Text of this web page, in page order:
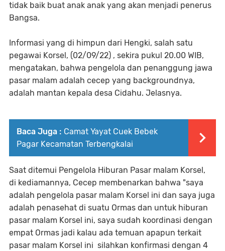
tidak baik buat anak anak yang akan menjadi penerus
Bangsa.
Informasi yang di himpun dari Hengki, salah satu
pegawai Korsel, (02/09/22) , sekira pukul 20.00 WIB,
mengatakan, bahwa pengelola dan penanggung jawa
pasar malam adalah cecep yang backgroundnya,
adalah mantan kepala desa Cidahu. Jelasnya.
Baca Juga : Camat Yayat Cuek Bebek
Pagar Kecamatan Terbengkalai
Saat ditemui Pengelola Hiburan Pasar malam Korsel,
di kediamannya, Cecep membenarkan bahwa "saya
adalah pengelola pasar malam Korsel ini dan saya juga
adalah penasehat di suatu Ormas dan untuk hiburan
pasar malam Korsel ini, saya sudah koordinasi dengan
empat Ormas jadi kalau ada temuan apapun terkait
pasar malam Korsel ini silahkan konfirmasi dengan 4